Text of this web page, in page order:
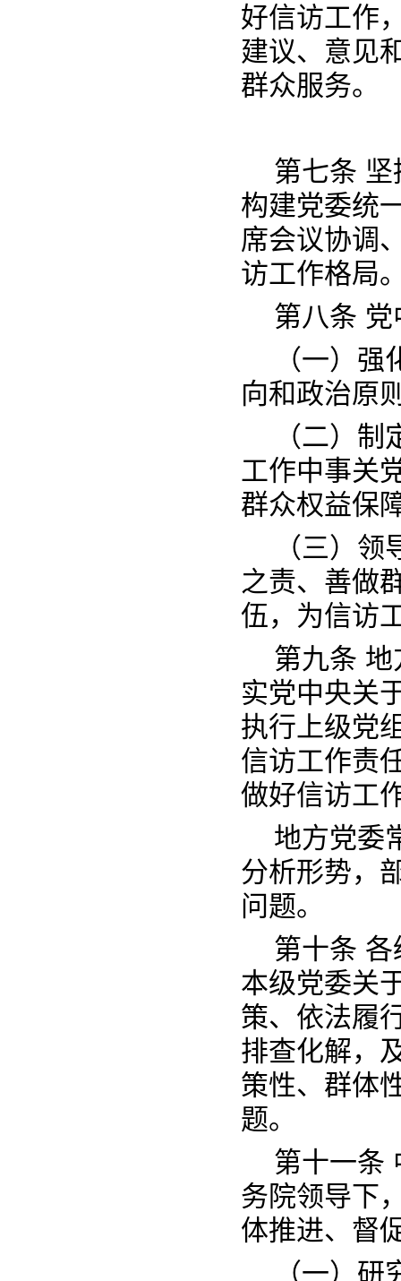
好信访工作
建议、意见
群众服务。
第七条
构建党委统
席会议协调
访工作格局
第八条
（一）
向和政治原
（二）
工作中事关
群众权益保
（三）
之责、善做
伍，为信访
第九条
实党中央关
执行上级党
信访工作责
做好信访工
地方党委
分析形势，
问题。
第十条
本级党委关
策、依法履
排查化解，
策性、群体
题。
第十一条
务院领导下
体推进、督
（一）